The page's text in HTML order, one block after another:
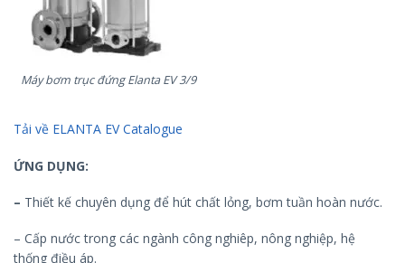
Máy bơm trục đứng Elanta EV 3/9
Tải về ELANTA EV Catalogue
ỨNG DỤNG:
– Thiết kế chuyên dụng để hút chất lỏng, bơm tuần hoàn nước.
– Cấp nước trong các ngành công nghiêp, nông nghiệp, hệ
thống điều áp.